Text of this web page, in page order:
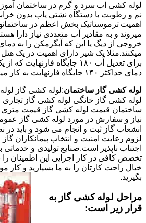
لوله کشی اب سرد و گرم در ساختمان
نم و رطوبت با دستگاه نشتی یاب بدون
اهمیت ترموستاتیک بخش اعظم در
میروند و به مقادیر آب متعددی نیاز دارا
خروجی از دیگ یا این که آبگرمکن را به دمای
میکنند.مثلا یک شیر دارای اهمیت در یک
برای تعدیل آب ۱۸۰ جایگاه
دمای حداکثر ۱۴۰ جایگاه فارنهایت به کار میرود.
لوله کشی گاز ساختمان:لوله کشی گاز
لوله کشی گاز خانگی لوله کشی گاز تجاری
ساختمان قیمت لوله کشی گاز قیمت متری
نیاز و سفارش در مورد لوله کشی گاز
انشعاب گاز ثبت و انجام می شود و باید در
لزوم رعایت امنیت و انتخاب پیمانکاران
اجتناب ناپذیر است.صنایع تولیدی و خدماتی
تخصص کافی در کار اجرایی این اطمینان را
خیال راحت کارتان را به ما بسپارید و کار
بگیرید.
مراحل لوله کشی گاز به
قرار زیر است: